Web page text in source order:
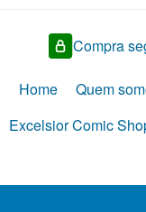
Compra
Home Quem
Excelsior Comic